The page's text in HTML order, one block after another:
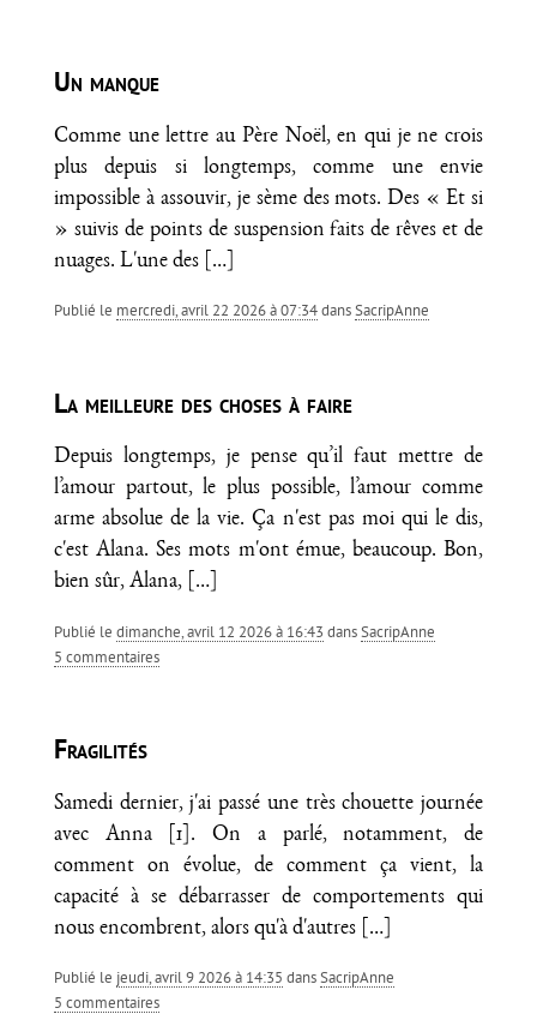
Un manque
Comme une lettre au Père Noël, en qui je ne crois
plus depuis si longtemps, comme une envie
impossible à assouvir, je sème des mots. Des « Et si
» suivis de points de suspension faits de rêves et de
nuages. L'une des
[…]
Publié le mercredi, avril 22 2026 à 07:34dansSacripAnne
La meilleure des choses à faire
Depuis longtemps, je pense qu’il faut mettre de
l’amour partout, le plus possible, l’amour comme
arme absolue de la vie. Ça n'est pas moi qui le dis,
c'est Alana. Ses mots m'ont émue, beaucoup. Bon,
bien sûr, Alana,
[…]
Publié le dimanche, avril 12 2026 à 16:43 dansSacripAnne
5 commentaires
Fragilités
Samedi dernier, j'ai passé une très chouette journée
avec Anna [1]. On a parlé, notamment, de
comment on évolue, de comment ça vient, la
capacité à se débarrasser de comportements qui
nous encombrent, alors qu'à d'autres
[…]
Publié le jeudi, avril 9 2026 à 14:35 dansSacripAnne
5 commentaires